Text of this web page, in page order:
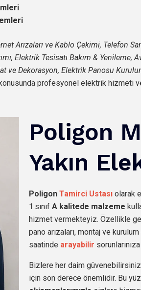
Arızaları ve Kablo Çekimi, Telefon
Elektrik Tesisatı Bakım &
ve Dekorasyon, Elektrik Panosu
profesyonel elektrik hizmeti
Poligon
Yakın
Poligon Tamirci Ustası olarak
1.sınıf A kalitede malzeme
hizmet vermekteyiz. Özellikle
pano arızaları, montaj ve
saatinde arayabilir
Bizlere her daim
için son derece önemlidir. Bu